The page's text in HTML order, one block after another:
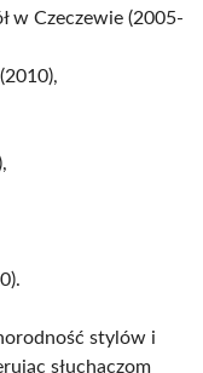
w Czeczewie (2005-
stylów i
słuchaczom